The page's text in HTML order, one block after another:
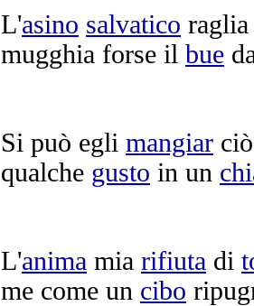
L'asino salvatico raglia
mugghia forse il bue
Si può egli mangiar
qualche gusto in un
L'anima mia rifiuta di
me come un cibo